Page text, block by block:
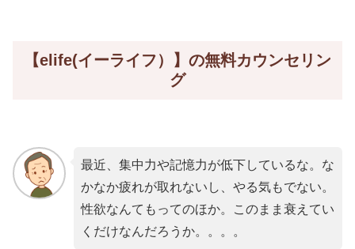
【elife(イーライフ）】の無料カウンセリン
グ
最近、集中力や記憶力が低下しているな。な
かなか疲れが取れないし、やる気もでない。
性欲なんてもってのほか。このまま衰えてい
くだけなんだろうか。。。。